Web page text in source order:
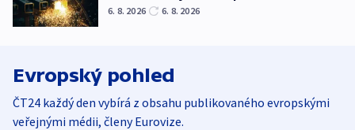
6. 8. 2026 6. 8. 2026
Evropský pohled
ČT24 každý den vybírá z obsahu publikovaného evropskými
veřejnými médii, členy Eurovize.